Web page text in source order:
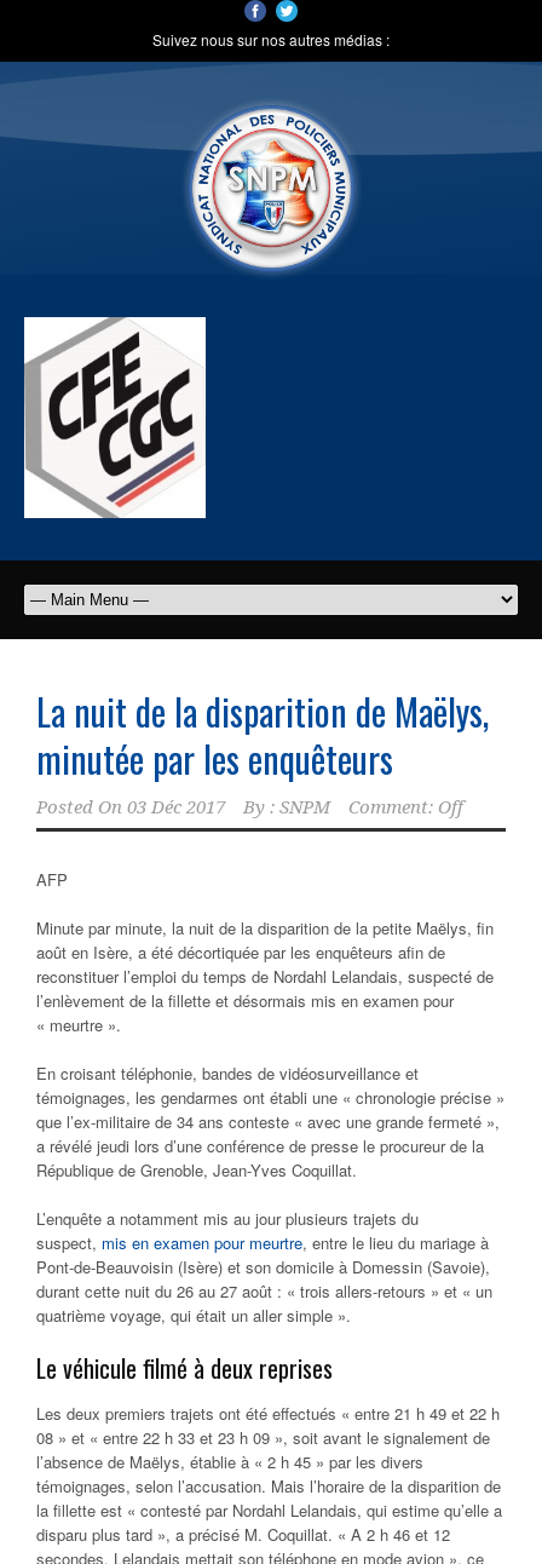
Suivez nous sur nos autres médias :
La nuit de la disparition de Maëlys,
minutée par les enquêteurs
Posted On 03 Déc 2017 By : SNPM Comment: Off
AFP
Minute par minute, la nuit de la disparition de la petite Maëlys, fin
août en Isère, a été décortiquée par les enquêteurs afin de
reconstituer l’emploi du temps de Nordahl Lelandais, suspecté de
l’enlèvement de la fillette et désormais mis en examen pour
« meurtre ».
En croisant téléphonie, bandes de vidéosurveillance et
témoignages, les gendarmes ont établi une « chronologie précise »
que l’ex-militaire de 34 ans conteste « avec une grande fermeté »,
a révélé jeudi lors d’une conférence de presse le procureur de la
République de Grenoble, Jean-Yves Coquillat.
L’enquête a notamment mis au jour plusieurs trajets du
suspect, mis en examen pour meurtre, entre le lieu du mariage à
Pont-de-Beauvoisin (Isère) et son domicile à Domessin (Savoie),
durant cette nuit du 26 au 27 août : « trois allers-retours » et « un
quatrième voyage, qui était un aller simple ».
Le véhicule filmé à deux reprises
Les deux premiers trajets ont été effectués « entre 21 h 49 et 22 h
08 » et « entre 22 h 33 et 23 h 09 », soit avant le signalement de
l’absence de Maëlys, établie à « 2 h 45 » par les divers
témoignages, selon l’accusation. Mais l’horaire de la disparition de
la fillette est « contesté par Nordahl Lelandais, qui estime qu’elle a
disparu plus tard », a précisé M. Coquillat. « A 2 h 46 et 12
secondes, Lelandais mettait son téléphone en mode avion », ce